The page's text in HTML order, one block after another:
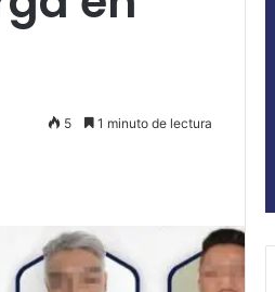
5 1 minuto de lectura